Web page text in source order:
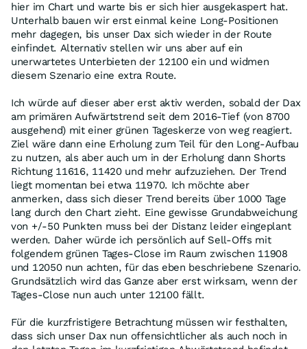
hier im Chart und warte bis er sich hier ausgekaspert hat.
Unterhalb bauen wir erst einmal keine Long-Positionen
mehr dagegen, bis unser Dax sich wieder in der Route
einfindet. Alternativ stellen wir uns aber auf ein
unerwartetes Unterbieten der 12100 ein und widmen
diesem Szenario eine extra Route.
Ich würde auf dieser aber erst aktiv werden, sobald der Dax
am primären Aufwärtstrend seit dem 2016-Tief (von 8700
ausgehend) mit einer grünen Tageskerze von weg reagiert.
Ziel wäre dann eine Erholung zum Teil für den Long-Aufbau
zu nutzen, als aber auch um in der Erholung dann Shorts
Richtung 11616, 11420 und mehr aufzuziehen. Der Trend
liegt momentan bei etwa 11970. Ich möchte aber
anmerken, dass sich dieser Trend bereits über 1000 Tage
lang durch den Chart zieht. Eine gewisse Grundabweichung
von +/-50 Punkten muss bei der Distanz leider eingeplant
werden. Daher würde ich persönlich auf Sell-Offs mit
folgendem grünen Tages-Close im Raum zwischen 11908
und 12050 nun achten, für das eben beschriebene Szenario.
Grundsätzlich wird das Ganze aber erst wirksam, wenn der
Tages-Close nun auch unter 12100 fällt.
Für die kurzfristigere Betrachtung müssen wir festhalten,
dass sich unser Dax nun offensichtlicher als auch noch in